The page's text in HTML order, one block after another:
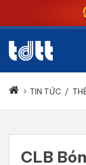
TIN TỨC /
CLB